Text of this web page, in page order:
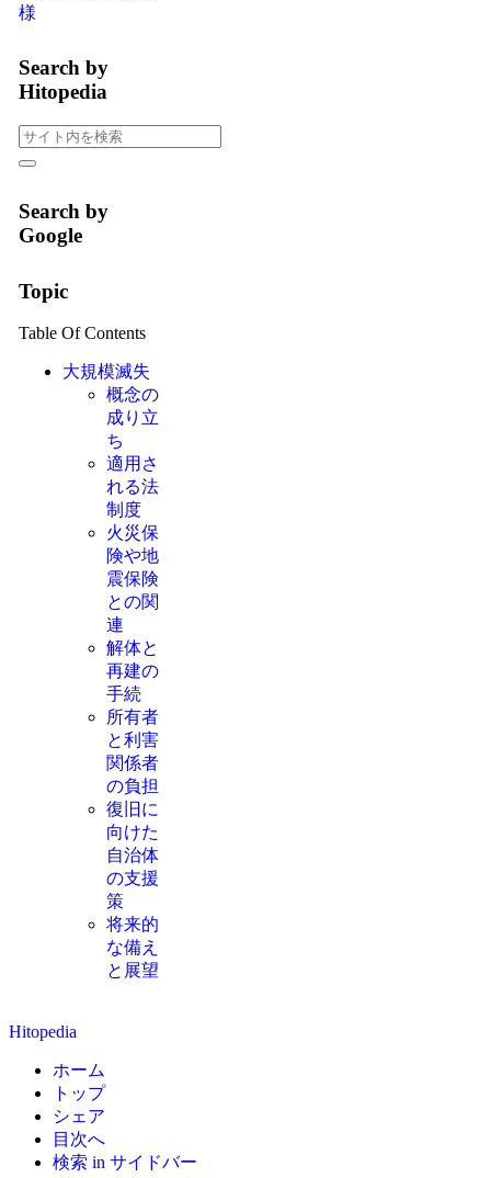
様
Search by
Hitopedia
Search by
Google
Topic
Table Of Contents
大規模滅失
概念の
成り立
ち
適用さ
れる法
制度
火災保
険や地
震保険
との関
連
解体と
再建の
手続
所有者
と利害
関係者
の負担
復旧に
向けた
自治体
の支援
策
将来的
な備え
と展望
Hitopedia
ホーム
トップ
シェア
目次へ
検索 in サイドバー